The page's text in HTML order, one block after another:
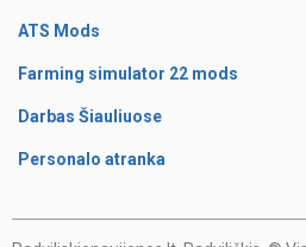
ATS Mods
Farming simulator 22 mods
Darbas Šiauliuose
Personalo atranka